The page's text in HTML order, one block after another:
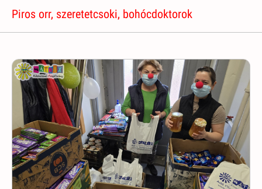
Piros orr, szeretetcsoki, bohócdoktorok